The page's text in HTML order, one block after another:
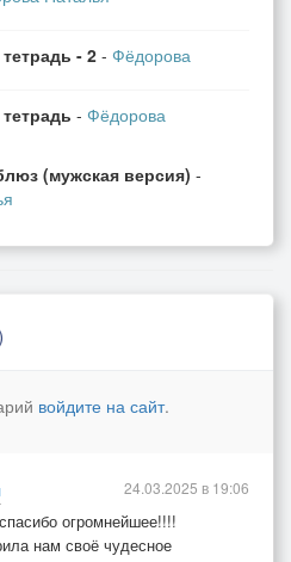
твои речи.
глаза.
в очи смотрели!
с тобой.
- 2- Фёдорова
- Фёдорова
(мужская версия) -
войдите на сайт.
огромнейшее!!!!
нам своё чудесное
24.03.2025 в 19:06